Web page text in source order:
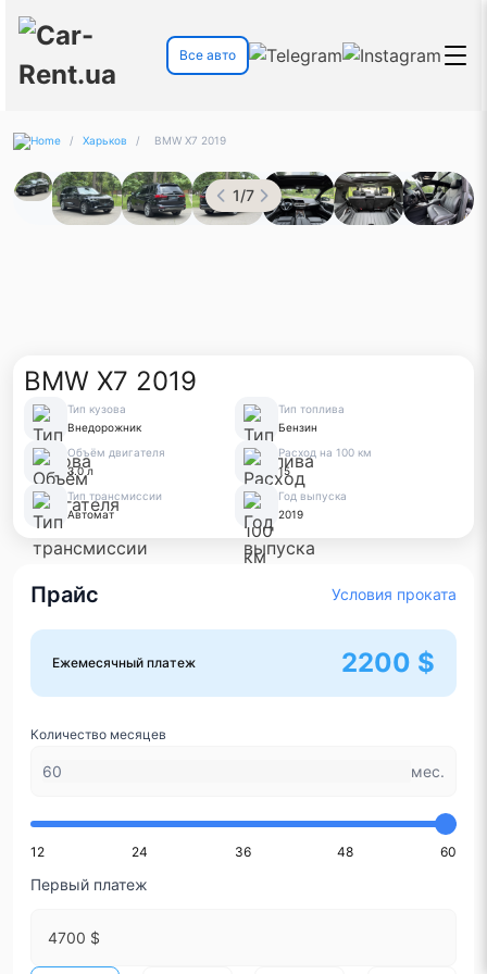
Все авто
/ Харьков / BMW X7 2019
1/7
BMW X7 2019
Тип кузова
Внедорожник
Тип топлива
Бензин
Объём двигателя
3.0 л
Расход на 100 км
15
Тип трансмиссии
Автомат
Год выпуска
2019
Прайс Условия проката
Ежемесячный платеж 2200 $
Количество месяцев
мес.
12 24 36 48 60
Первый платеж
4700 $